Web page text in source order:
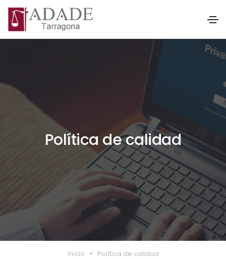
Política de calidad
Inicio Política de calidad